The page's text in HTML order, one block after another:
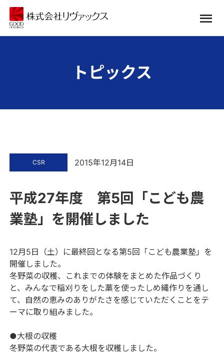
トピックス
平成27年度 第5回「こども農
業塾」を開催しました
CSR 2015年12月14日
12月5日（土）に最終回となる第5回「こども農業塾」を
開催しました。
冬野菜の収穫、これまでの体験をまとめた作品づくり
と、みんなで稲刈りをした藁を使ったしめ縄作りを通し
て、自然の恵みのありがたさを感じていただくことをテ
ーマに取り組みました。
●大根の収穫
冬野菜の代表である大根を収穫しました。